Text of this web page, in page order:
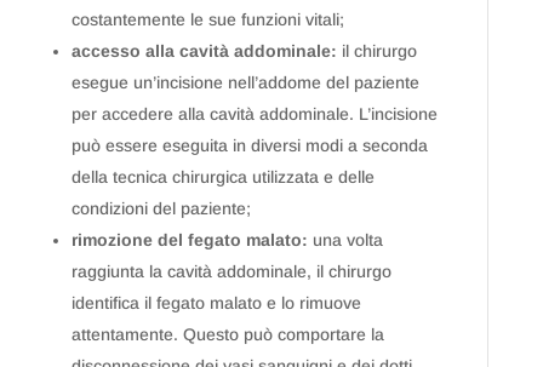
costantemente le sue funzioni vitali;
accesso alla cavità addominale: il chirurgo
esegue un’incisione nell’addome del paziente
per accedere alla cavità addominale. L’incisione
può essere eseguita in diversi modi a seconda
della tecnica chirurgica utilizzata e delle
condizioni del paziente;
rimozione del fegato malato: una volta
raggiunta la cavità addominale, il chirurgo
identifica il fegato malato e lo rimuove
attentamente. Questo può comportare la